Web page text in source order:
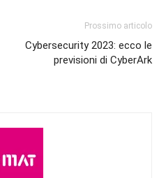
Prossimo articolo
Cybersecurity 2023: ecco le
previsioni di CyberArk